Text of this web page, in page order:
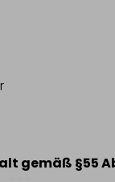
gemäß §55